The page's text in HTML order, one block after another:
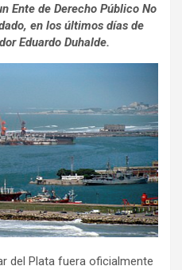
Ente de Derecho Público No
en los últimos días de
Eduardo Duhalde.
del Plata fuera oficialmente